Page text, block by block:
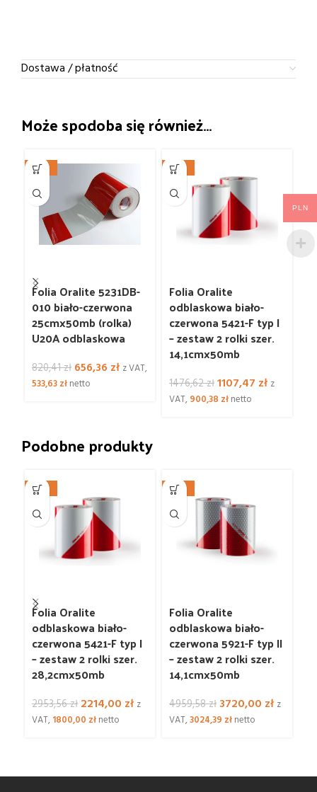
Dostawa / płatność
Może spodoba się również…
-20%
Folia Oralite 5231DB-
010 biało-czerwona
25cmx50mb (rolka)
U20A odblaskowa
820,41zł Pierwotna
cena
656,36 złAktualna
z VAT,
533,63złnetto
-25%
Folia Oralite
odblaskowa biało-
czerwona 5421-F typ I
– zestaw 2 rolki szer.
14,1cmx50mb
1476,62złPierwotna
cena
1107,47 złAktualna
z
VAT,900,38 złnetto
Podobne produkty
-25%
Folia Oralite
odblaskowa biało-
czerwona 5421-F typ I
– zestaw 2 rolki szer.
28,2cmx50mb
2953,56zł Pierwotna
cena
2214,00 złAktualna
z
VAT,1800,00 złnetto
-25%
Folia Oralite
odblaskowa biało-
czerwona 5921-F typ II
– zestaw 2 rolki szer.
14,1cmx50mb
4959,58zł Pierwotna
cena
3720,00 złAktualna
z
VAT,3024,39 złnetto
PLN